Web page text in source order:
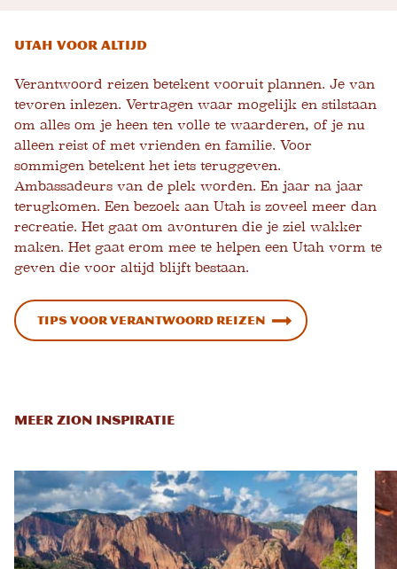
Utah Voor altijd
Verantwoord reizen betekent vooruit plannen. Je van
tevoren inlezen. Vertragen waar mogelijk en stilstaan ​​
om alles om je heen ten volle te waarderen, of je nu
alleen reist of met vrienden en familie. Voor
sommigen betekent het iets teruggeven.
Ambassadeurs van de plek worden. En jaar na jaar
terugkomen. Een bezoek aan Utah is zoveel meer dan
recreatie. Het gaat om avonturen die je ziel wakker
maken. Het gaat erom mee te helpen een Utah vorm te
geven die voor altijd blijft bestaan.
Tips voor verantwoord reizen
MEER ZION INSPIRATIE